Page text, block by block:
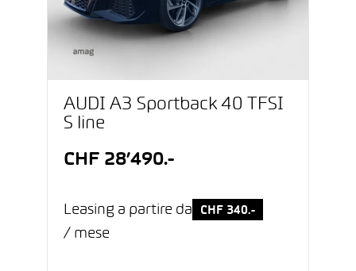
AUDI A3 Sportback 40 TFSI
S line
CHF 28’490.-
Leasing a partire da CHF 340.-
/ mese